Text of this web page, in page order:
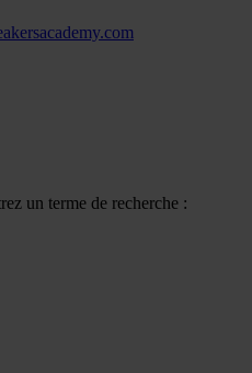
un terme de recherche :